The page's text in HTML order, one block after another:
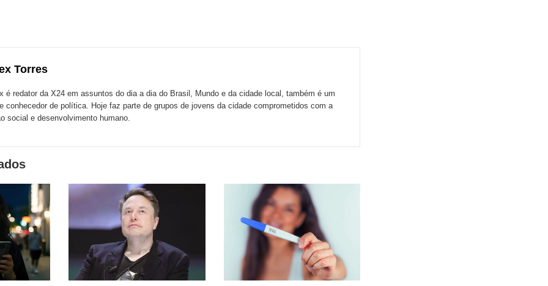
Torres
é redator da X24 em assuntos do dia a dia do Brasil, Mundo e da cidade local, também é um
conhecedor de política. Hoje faz parte de grupos de jovens da cidade comprometidos com a
social e desenvolvimento humano.